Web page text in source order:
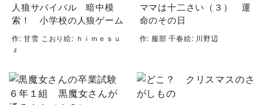
人狼サバイバル 暗中模
索！ 小学校の人狼ゲーム
作: 甘雪 こおり絵: ｈｉｍｅｓｕ
ｚ
ママは十二さい（３） 運
命のその日
作: 服部 千春絵: 川野辺